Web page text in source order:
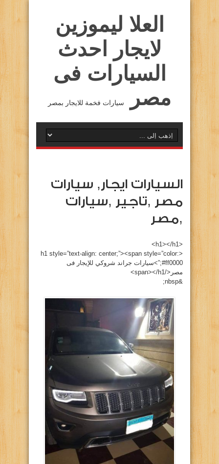
العلا ليموزين
لايجار احدث
السيارات فى
مصر
سيارات فخمة للايجار بمصر
السيارات ايجار, سيارات
مصر ,تاجير ,سيارات
,مصر
<h1></h1>
<h1 style=”text-align: center;”><span style=”color:
#ff0000;”>سيارات جراند شروكي للإيجار فى
مصر</span></h1>
&nbsp;